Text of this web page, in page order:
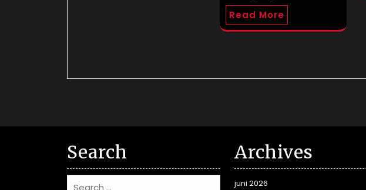
Read More
Search Archives
juni 2026